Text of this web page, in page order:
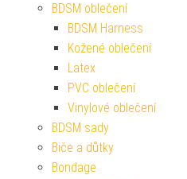
BDSM oblečení
BDSM Harness
Kožené oblečení
Latex
PVC oblečení
Vinylové oblečení
BDSM sady
Biče a důtky
Bondage